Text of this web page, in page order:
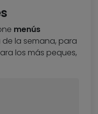
menús
la semana, para
los más peques,